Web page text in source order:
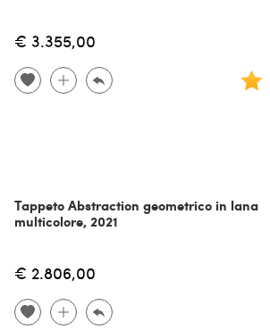
€ 3.355,00
Tappeto Abstraction geometrico in lana
multicolore, 2021
€ 2.806,00